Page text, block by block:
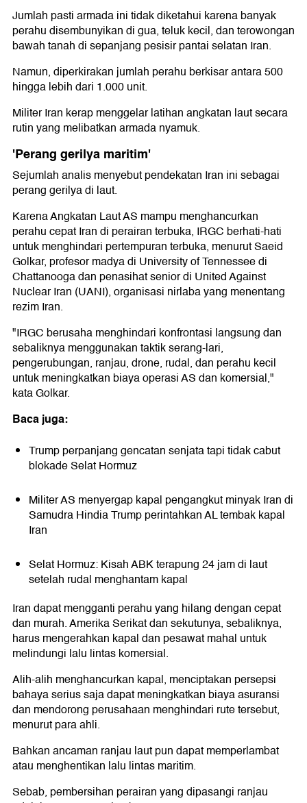
Jumlah pasti armada ini tidak diketahui karena banyak
perahu disembunyikan di gua, teluk kecil, dan terowongan
bawah tanah di sepanjang pesisir pantai selatan Iran.
Namun, diperkirakan jumlah perahu berkisar antara 500
hingga lebih dari 1.000 unit.
Militer Iran kerap menggelar latihan angkatan laut secara
rutin yang melibatkan armada nyamuk.
'Perang gerilya maritim'
Sejumlah analis menyebut pendekatan Iran ini sebagai
perang gerilya di laut.
Karena Angkatan Laut AS mampu menghancurkan
perahu cepat Iran di perairan terbuka, IRGC berhati-hati
untuk menghindari pertempuran terbuka, menurut Saeid
Golkar, profesor madya di University of Tennessee di
Chattanooga dan penasihat senior di United Against
Nuclear Iran (UANI), organisasi nirlaba yang menentang
rezim Iran.
"IRGC berusaha menghindari konfrontasi langsung dan
sebaliknya menggunakan taktik serang-lari,
pengerubungan, ranjau, drone, rudal, dan perahu kecil
untuk meningkatkan biaya operasi AS dan komersial,"
kata Golkar.
Baca juga:
Trump perpanjang gencatan senjata tapi tidak cabut
blokade Selat Hormuz
Militer AS menyergap kapal pengangkut minyak Iran di
Samudra Hindia Trump perintahkan AL tembak kapal
Iran
Selat Hormuz: Kisah ABK terapung 24 jam di laut
setelah rudal menghantam kapal
Iran dapat mengganti perahu yang hilang dengan cepat
dan murah. Amerika Serikat dan sekutunya, sebaliknya,
harus mengerahkan kapal dan pesawat mahal untuk
melindungi lalu lintas komersial.
Alih-alih menghancurkan kapal, menciptakan persepsi
bahaya serius saja dapat meningkatkan biaya asuransi
dan mendorong perusahaan menghindari rute tersebut,
menurut para ahli.
Bahkan ancaman ranjau laut pun dapat memperlambat
atau menghentikan lalu lintas maritim.
Sebab, pembersihan perairan yang dipasangi ranjau